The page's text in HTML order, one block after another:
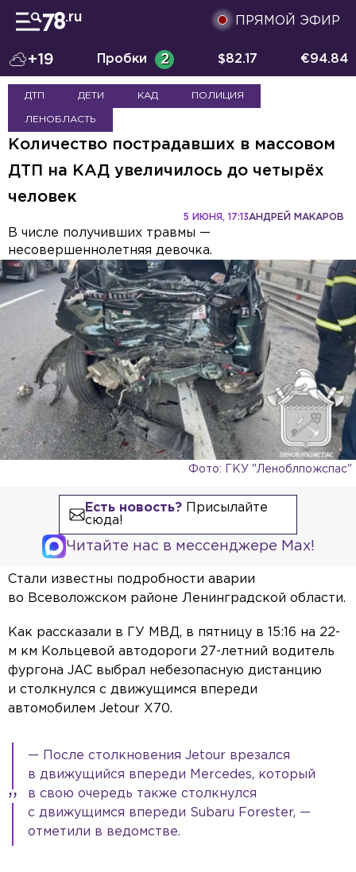
ПРЯМОЙ ЭФИР
+19 Пробки 2 $82.17 €94.84
ДТП ДЕТИ КАД ПОЛИЦИЯ
ЛЕНОБЛАСТЬ
Количество пострадавших в массовом
ДТП на КАД увеличилось до четырёх
человек
АНДРЕЙ МАКАРОВ
5 ИЮНЯ, 17:13
В числе получивших травмы —
несовершеннолетняя девочка.
Фото: ГКУ "Леноблпожспас"
Есть новость?Присылайте
сюда!
Читайте нас в мессенджере Max!
Стали известны подробности аварии
во Всеволожском районе Ленинградской области.
Как рассказали в ГУ МВД, в пятницу в 15:16 на 22-
м км Кольцевой автодороги 27-летний водитель
фургона JAC выбрал небезопасную дистанцию
и столкнулся с движущимся впереди
автомобилем Jetour X70.
— После столкновения Jetour врезался
в движущийся впереди Mercedes, который
в свою очередь также столкнулся
с движущимся впереди Subaru Forester, —
отметили в ведомстве.